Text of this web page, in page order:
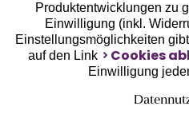
Auszeichnungen
Produktentwicklungen zu
Einwilligung (inkl.
Einstellungsmöglichkeiten
auf den Link
Cookies
Einwilligung